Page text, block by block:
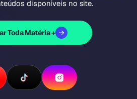
disponíveis no site.
Toda Matéria +